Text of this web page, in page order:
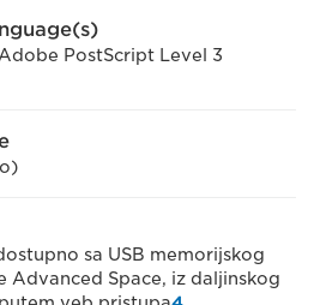
PostScript Level 3
sa USB memorijskog
Advanced Space, iz daljinskog